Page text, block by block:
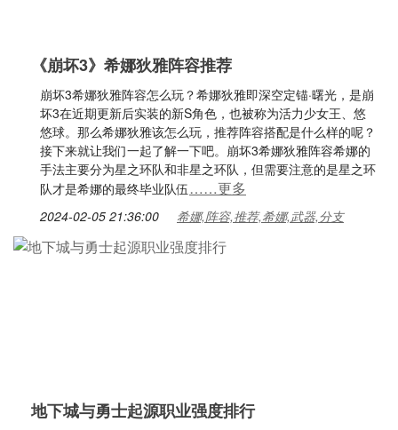
《崩坏3》希娜狄雅阵容推荐
崩坏3希娜狄雅阵容怎么玩？希娜狄雅即深空定锚·曙光，是崩
坏3在近期更新后实装的新S角色，也被称为活力少女王、悠
悠球。那么希娜狄雅该怎么玩，推荐阵容搭配是什么样的呢？
接下来就让我们一起了解一下吧。崩坏3希娜狄雅阵容希娜的
手法主要分为星之环队和非星之环队，但需要注意的是星之环
队才是希娜的最终毕业队伍……更多
2024-02-05 21:36:00 希娜,阵容,推荐,希娜,武器,分支
地下城与勇士起源职业强度排行